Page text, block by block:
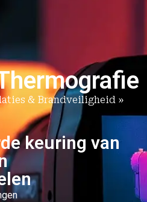
& Brandveiligheid »
keuring van